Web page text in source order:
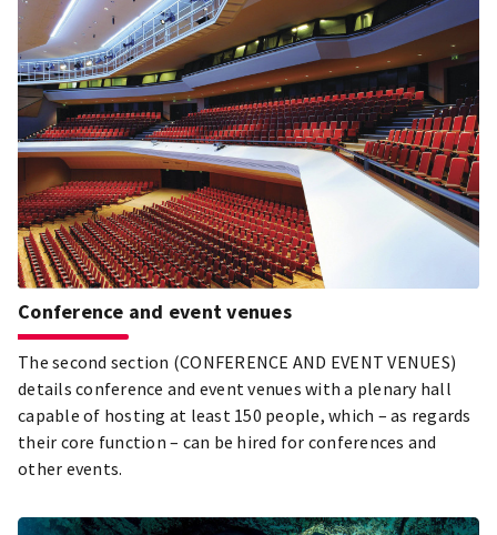
Conference and event venues
The second section (CONFERENCE AND EVENT VENUES)
details conference and event venues with a plenary hall
capable of hosting at least 150 people, which – as regards
their core function – can be hired for conferences and
other events.